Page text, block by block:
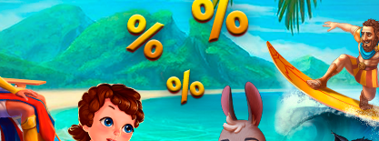
систему ПСКБ: